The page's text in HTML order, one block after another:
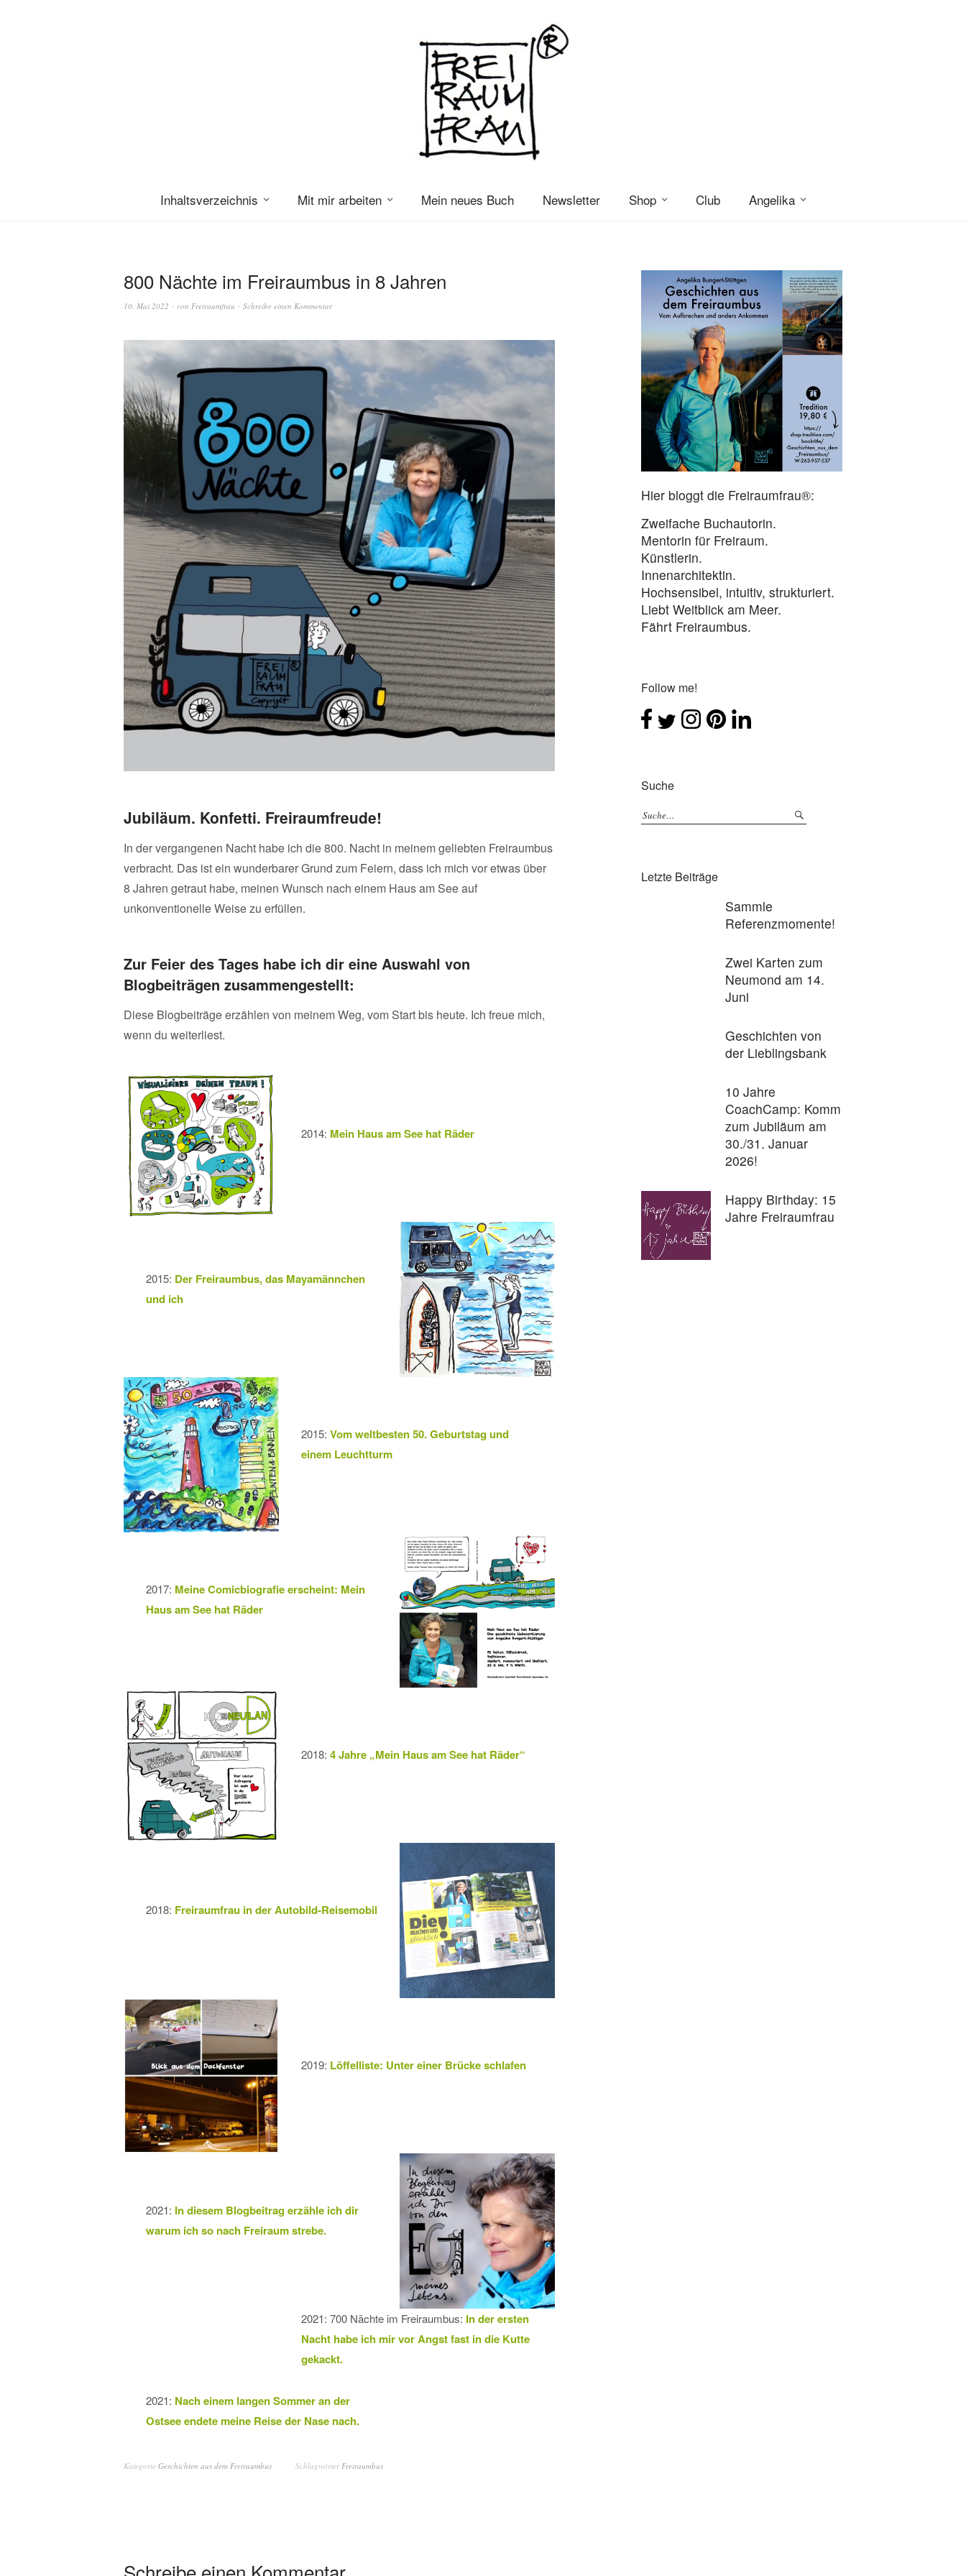
Inhaltsverzeichnis Mit mir arbeiten Mein neues Buch Newsletter Shop Club Angelika
800 Nächte im Freiraumbus in 8 Jahren
10. Mai 2022 von Freiraumfrau Schreibe einen Kommentar
Jubiläum. Konfetti. Freiraumfreude!
In der vergangenen Nacht habe ich die 800. Nacht in meinem geliebten Freiraumbus
verbracht. Das ist ein wunderbarer Grund zum Feiern, dass ich mich vor etwas über
8 Jahren getraut habe, meinen Wunsch nach einem Haus am See auf
unkonventionelle Weise zu erfüllen.
Zur Feier des Tages habe ich dir eine Auswahl von
Blogbeiträgen zusammengestellt:
Diese Blogbeiträge erzählen von meinem Weg, vom Start bis heute. Ich freue mich,
wenn du weiterliest.
2014: Mein Haus am See hat Räder
2015: Der Freiraumbus, das Mayamännchen
und ich
2015: Vom weltbesten 50. Geburtstag und
einem Leuchtturm
2017: Meine Comicbiografie erscheint: Mein
Haus am See hat Räder
2018: 4 Jahre „Mein Haus am See hat Räder“
2018: Freiraumfrau in der Autobild-Reisemobil
2019: Löffelliste: Unter einer Brücke schlafen
2021: In diesem Blogbeitrag erzähle ich dir
warum ich so nach Freiraum strebe.
2021: 700 Nächte im Freiraumbus: In der ersten
Nacht habe ich mir vor Angst fast in die Kutte
gekackt.
2021: Nach einem langen Sommer an der
Ostsee endete meine Reise der Nase nach.
Kategorie Geschichten aus dem Freiraumbus SchlagwörterFreiraumbus
Hier bloggt die Freiraumfrau®:
Zweifache Buchautorin.
Mentorin für Freiraum.
Künstlerin.
Innenarchitektin.
Hochsensibel, intuitiv, strukturiert.
Liebt Weitblick am Meer.
Fährt Freiraumbus.
Follow me!
Suche
Letzte Beiträge
Sammle
Referenzmomente!
Zwei Karten zum
Neumond am 14.
Juni
Geschichten von
der Lieblingsbank
10 Jahre
CoachCamp: Komm
zum Jubiläum am
30./31. Januar
2026!
Happy Birthday: 15
Jahre Freiraumfrau